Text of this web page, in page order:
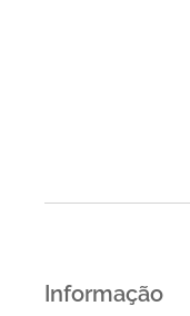
Informação